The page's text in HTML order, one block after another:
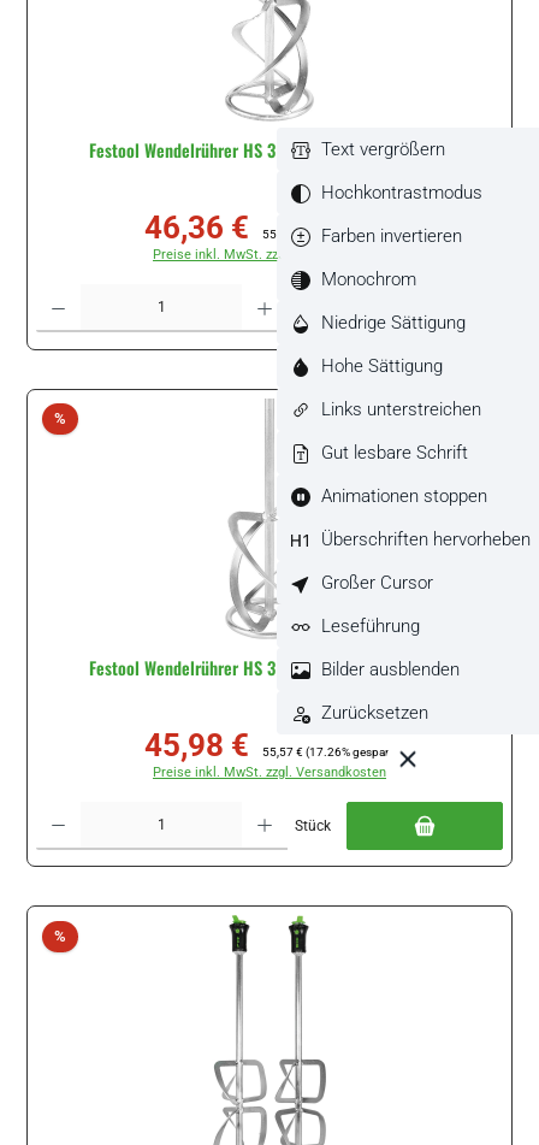
Festool Wendelrührer HS 3 120x600 R M14 #767887
Verkaufspreis:
46,36 € Regulärer Preis:
55,57 €(16.57% gespart)
Preise inkl. MwSt. zzgl. Versandkosten
Produkt Anzahl: Gib den gewünschten Wert ein oder benutze die Schaltflächen um
%Rabatt
Festool Wendelrührer HS 3 120x600 L M14 #767921
Verkaufspreis:
45,98 € 55,57 € (17.26% gespart)
Preise inkl. MwSt. zzgl. Versandkosten
Stück
%Rabatt
Text vergrößern
Hochkontrastmodus
Farben invertieren
Monochrom
Niedrige Sättigung
Hohe Sättigung
Links unterstreichen
Gut lesbare Schrift
Animationen stoppen
Überschriften hervorheben
Großer Cursor
Leseführung
Bilder ausblenden
Zurücksetzen